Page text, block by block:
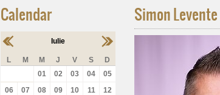
Calendar
Iulie
L M M J V S
D
01
02 03 04
05
06
07 08 09 10 11
12
Simon Levente